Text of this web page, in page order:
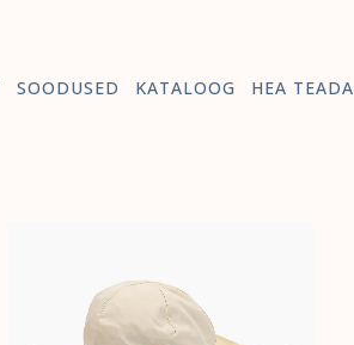
SOODUSED KATALOOG HEA TEADA